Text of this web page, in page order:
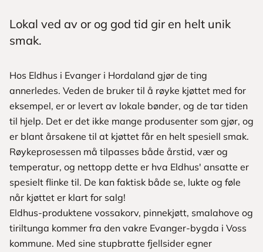
Lokal ved av or og god tid gir en helt unik
smak.
Hos Eldhus i Evanger i Hordaland gjør de ting
annerledes. Veden de bruker til å røyke kjøttet med for
eksempel, er or levert av lokale bønder, og de tar tiden
til hjelp. Det er det ikke mange produsenter som gjør, og
er blant årsakene til at kjøttet får en helt spesiell smak.
Røykeprosessen må tilpasses både årstid, vær og
temperatur, og nettopp dette er hva Eldhus' ansatte er
spesielt flinke til. De kan faktisk både se, lukte og føle
når kjøttet er klart for salg!
Eldhus-produktene vossakorv, pinnekjøtt, smalahove og
tiriltunga kommer fra den vakre Evanger-bygda i Voss
kommune. Med sine stupbratte fjellsider egner